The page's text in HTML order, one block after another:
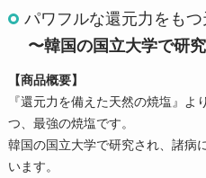
パワフルな還元力をも
〜韓国の国立大学で研
【商品概要】
『還元力を備えた天然の焼塩』よ
つ、最強の焼塩です。
韓国の国立大学で研究され、諸病
います。